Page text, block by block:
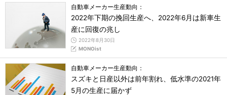
自動車メーカー生産動向：
2022年下期の挽回生産へ、2022年6月は新車生
産に回復の兆し
2022年8月30日
MONOist
自動車メーカー生産動向：
スズキと日産以外は前年割れ、低水準の2021年
5月の生産に届かず